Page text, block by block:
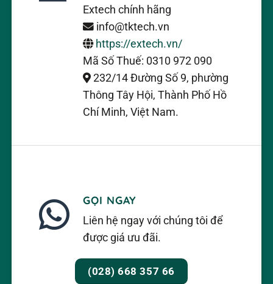
Extech chính hãng
info@tktech.vn
https://extech.vn/
Mã Số Thuế: 0310 972 090
232/14 Đường Số 9, phường
Thông Tây Hội, Thành Phố Hồ
Chí Minh, Việt Nam.
GỌI NGAY
Liên hệ ngay với chúng tôi để
được giá ưu đãi.
(028) 668 357 66